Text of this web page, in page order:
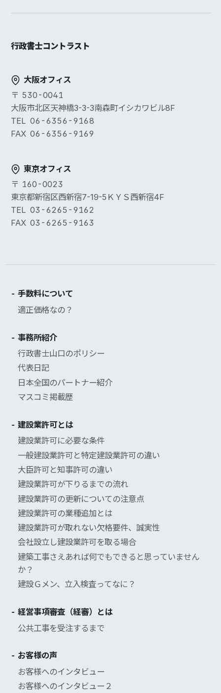
行政書士コントラスト
大阪オフィス
530-0041
大阪市北区天神橋3-3-3南森町イシカワビル8F
06-6356-9168
06-6356-9169
東京オフィス
160-0023
東京都新宿区西新宿7-19-5ＫＹＳ西新宿4F
03-6265-9162
03-6265-9163
手数料について
適正価格なの？
事務所紹介
行政書士山口のポリシー
代表日記
日本全国のパートナー紹介
マスコミ掲載歴
建設業許可とは
建設業許可に必要な条件
一般建設業許可と特定建設業許可の違い
大臣許可と知事許可の違い
建設業許可が下りるまでの流れ
建設業許可の更新についての注意点
建設業許可の業種追加とは
建設業許可が取れない欠格要件、誠実性
会社設立し建設業許可を取る場合
建築工事さえあれば何でもできると思っていません
か？
建設Ｇメン、立入検査ってなに？
経営事項審査（経審）とは
公共工事を受注するまで
お客様の声
お客様へのインタビュー
お客様へのインタビュー２